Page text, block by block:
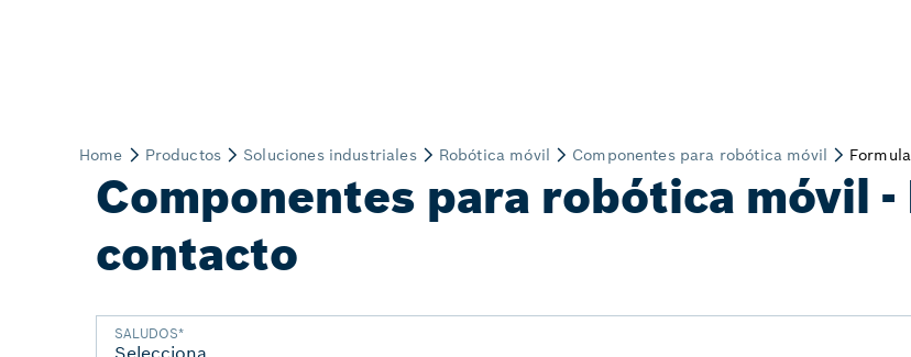
Componentes para robótica móvil
contacto
SALUDOS*